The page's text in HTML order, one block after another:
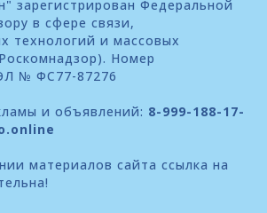
зарегистрирован Федеральной
в сфере связи,
технологий и массовых
Номер
№ ФС77-87276
и объявлений: 8-999-188-17-
материалов сайта ссылка на